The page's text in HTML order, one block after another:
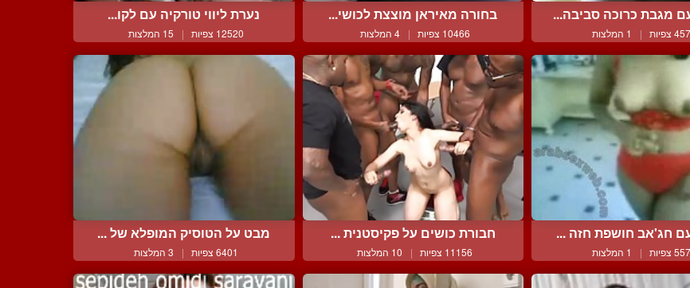
מגבת כרוכה סביבה...
צפיות | 1 המלצות
בחורה מאיראן מוצצת לכושי...
10466 צפיות | 4 המלצות
נערת ליווי טורקיה עם לקו...
12520 צפיות | 15 המלצות
חג'אב חושפת חזה ...
צפיות | 1 המלצות
חבורת כושים על פקיסטנית ...
11156 צפיות | 10 המלצות
מבט על הטוסיק המופלא של ...
6401 צפיות | 3 המלצות